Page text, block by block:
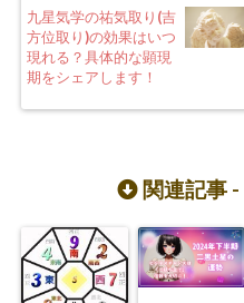
九星気学の祐気取り(吉
方位取り)の効果はいつ
現れる？具体的な顕現
期をシェアします！
関連記事 -